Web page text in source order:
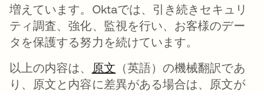
増えています。Oktaでは、引き続きセキュリ
ティ調査、強化、監視を行い、お客様のデー
タを保護する努力を続けています。
以上の内容は、
原文 （英語）の機械翻訳であ
り、原文と内容に差異がある場合は、原文が